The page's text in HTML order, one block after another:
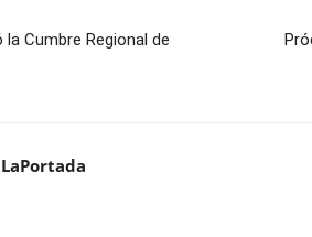
la Cumbre Regional de
LaPortada